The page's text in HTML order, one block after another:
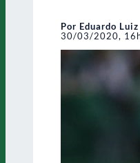
Por Eduardo Luiz
30/03/2020,